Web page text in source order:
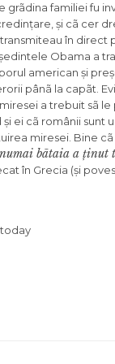
grãdina familiei fu
și cã cer
transmiteau în
Obama a
american și
pânã la capãt.
a trebuit sã
ei cã românii sunt
miresei. Bine
bãtaia a ținut
în Grecia (și
today